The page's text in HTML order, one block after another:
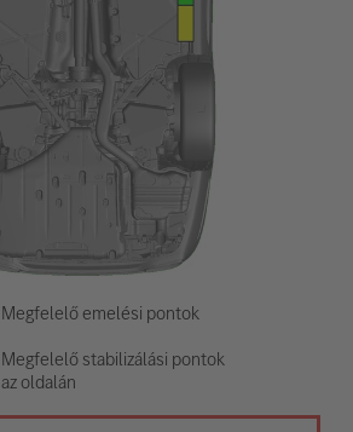
Megfelelő emelési pontok
Megfelelő stabilizálási pontok
az oldalán